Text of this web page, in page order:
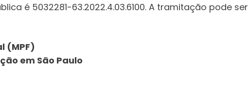
é 5032281-63.2022.4.03.6100. A tramitação pode ser
(MPF)
em São Paulo